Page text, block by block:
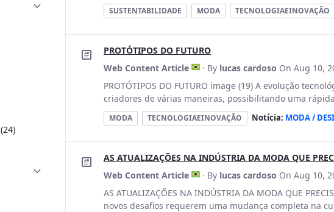
(24)
SUSTENTABILIDADE MODA TECNOLOGIAEINOVAÇÃO
PROTÓTIPOS DO FUTURO
Web Content Article
· By lucas cardoso On Aug 10,
PROTÓTIPOS DO FUTURO image (19) A evolução
criadores de várias maneiras, possibilitando uma
MODA TECNOLOGIAEINOVAÇÃO Notícia: MODA /
AS ATUALIZAÇÕES NA INDÚSTRIA DA MODA QUE
Web Content Article
· By lucas cardoso On Aug 10,
AS ATUALIZAÇÕES NA INDÚSTRIA DA MODA QUE
novos desafios requerem uma mudança completa na